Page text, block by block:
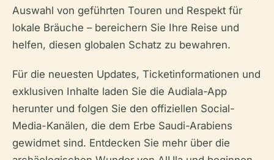
Auswahl von geführten Touren und Respekt für
lokale Bräuche – bereichern Sie Ihre Reise und
helfen, diesen globalen Schatz zu bewahren.
Für die neuesten Updates, Ticketinformationen und
exklusiven Inhalte laden Sie die Audiala-App
herunter und folgen Sie den offiziellen Social-
Media-Kanälen, die dem Erbe Saudi-Arabiens
gewidmet sind. Entdecken Sie mehr über die